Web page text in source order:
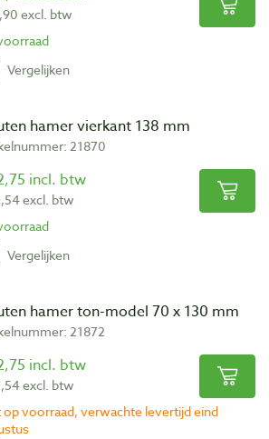
excl. btw
Vergelijken
hamer vierkant 138 mm
21870
incl. btw
excl. btw
Vergelijken
hamer ton-model 70 x 130 mm
21872
incl. btw
excl. btw
op voorraad, verwachte levertijd eind